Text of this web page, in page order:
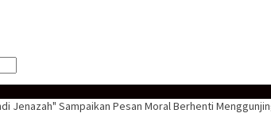
Jenazah" Sampaikan Pesan Moral Berhenti